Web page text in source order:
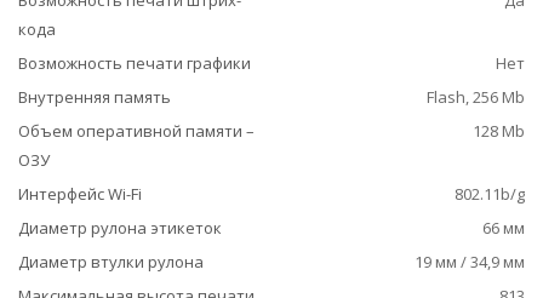
кода
Возможность печати графики
Нет
Внутренняя память
Flash, 256 Mb
Объем оперативной памяти –
ОЗУ
128 Mb
Интерфейс Wi-Fi
802.11b/g
Диаметр рулона этикеток
66 мм
Диаметр втулки рулона
19 мм / 34,9 мм